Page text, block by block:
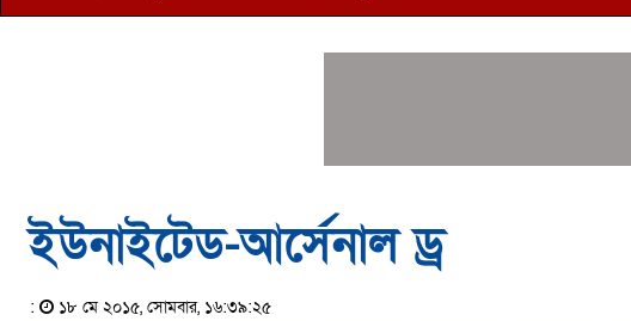
ইউনাইটেড-আর্সেনাল ড্র
: ১৮ মে ২০১৫, সোমবার, ১৬:৩৯:২৫